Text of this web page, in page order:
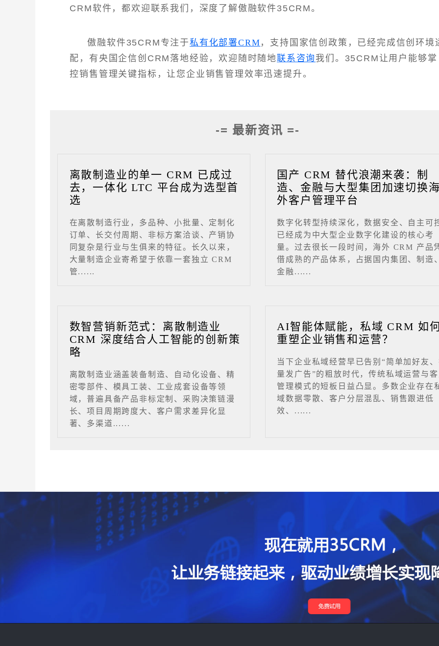
CRM软件，都欢迎联系我们，深度了解傲融软件35CRM。
傲融软件35CRM专注于私有化部署CRM ，支持国家信创政策，已经完成信创环境
配，有央国企信创CRM落地经验，欢迎随时随地联系咨询 我们。35CRM让用户能够掌
控销售管理关键指标，让您企业销售管理效率迅速提升。
-= 最新资讯 =-
离散制造业的单一 CRM 已成过
去，一体化 LTC 平台成为选型首
选
在离散制造行业，多品种、小批量、定制化
订单、长交付周期、非标方案洽谈、产销协
同复杂是行业与生俱来的特征。长久以来，
大量制造企业寄希望于依靠一套独立 CRM
管......
国产 CRM 替代浪潮来袭：制
造、金融与大型集团加速切换
外客户管理平台
数字化转型持续深化，数据安全、自主可
已经成为中大型企业数字化建设的核心考
量。过去很长一段时间，海外 CRM 产品
借成熟的产品体系，占据国内集团、制造
金融......
数智营销新范式：离散制造业
CRM 深度结合人工智能的创新策
略
离散制造业涵盖装备制造、自动化设备、精
密零部件、模具工装、工业成套设备等领
域，普遍具备产品非标定制、采购决策链漫
长、项目周期跨度大、客户需求差异化显
著、多渠道......
AI智能体赋能，私域 CRM 如
重塑企业销售和运营？
当下企业私域经营早已告别“简单加好友
量发广告”的粗放时代，传统私域运营与
管理模式的短板日益凸显。多数企业存在
域数据零散、客户分层混乱、销售跟进低
效、......